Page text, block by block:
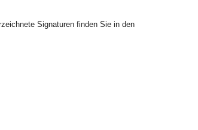
Signaturen finden Sie in den